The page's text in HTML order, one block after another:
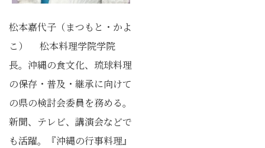
松本嘉代子（まつもと・かよ
こ） 松本料理学院学院
長。沖縄の食文化、琉球料理
の保存・普及・継承に向けて
の県の検討会委員を務める。
新聞、テレビ、講演会などで
も活躍。『沖縄の行事料理』